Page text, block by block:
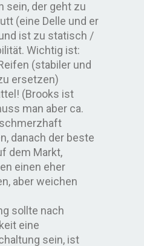
sein, der geht zu
(eine Delle und er
ist zu statisch /
Wichtig ist:
(stabiler und
ersetzen)
(Brooks ist
man aber ca.
danach der beste
dem Markt,
einen eher
aber weichen
sollte nach
eine
sein, ist